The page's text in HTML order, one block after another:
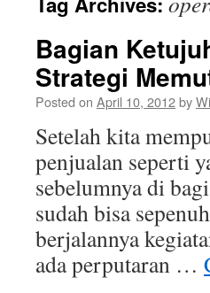
Bagian
Strategi
Posted on April 10, 2012by
Setelah kita
penjualan seperti
sebelumnya di
sudah bisa
berjalannya
ada perputaran …